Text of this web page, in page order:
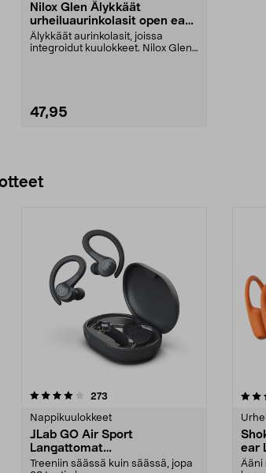
Nilox Glen Älykkäät
urheiluaurinkolasit open ear -
kuulokkeilla
Älykkäät aurinkolasit, joissa
integroidut kuulokkeet. Nilox Glen
47,95
273
Nappikuulokkeet
JLab GO Air Sport
Langattomat
nappikuulokkeet urheiluun,
Treeniin säässä kuin säässä, jopa
4.5 viidestä
ear
Ääni